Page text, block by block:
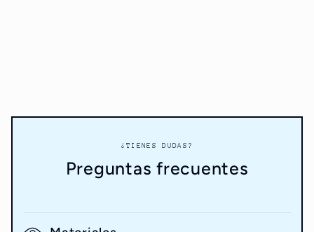
¿TIENES DUDAS?
Preguntas frecuentes